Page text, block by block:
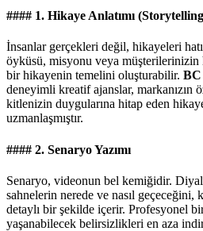
#### 1. Hikaye Anlatımı
İnsanlar gerçekleri değil, hikayeleri
öyküsü, misyonu veya müşterilerinizin
bir hikayenin temelini oluşturabilir. BC
deneyimli kreatif ajanslar, markanızın
kitlenizin duygularına hitap eden
uzmanlaşmıştır.
#### 2. Senaryo Yazımı
Senaryo, videonun bel kemiğidir.
sahnelerin nerede ve nasıl geçeceğini,
detaylı bir şekilde içerir. Profesyonel
yaşanabilecek belirsizlikleri en aza